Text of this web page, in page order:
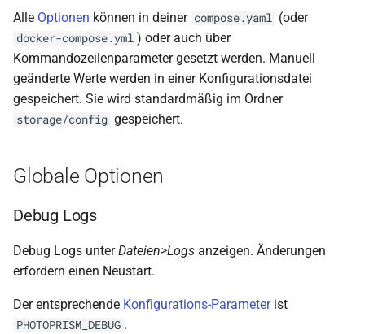
Kalender
Ordner
Panoramen
Dokumente
Vorschaubilder
Skalierungsfilter
Statische und Dynamische
Maximalgrößen
PhotoPrism erstellt?
Bildqualität
JPG Qualität
Alle Optionen können in deiner compose.yaml (oder
docker-compose.yml ) oder auch über
Kommandozeilenparameter gesetzt werden. Manuell
geänderte Werte werden in einer Konfigurationsdatei
gespeichert. Sie wird standardmäßig im Ordner
storage/config gespeichert.
Globale Optionen
Debug Logs
Debug Logs unterDateien>Logs anzeigen. Änderungen
erfordern einen Neustart.
Der entsprechende Konfigurations-Parameterist
PHOTOPRISM_DEBUG .